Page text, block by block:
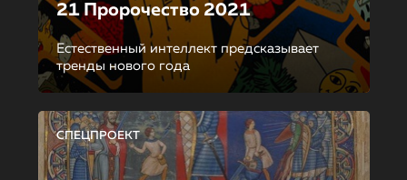
21 Пророчество 2021
Естественный интеллект предсказывает
тренды нового года
СПЕЦПРОЕКТ